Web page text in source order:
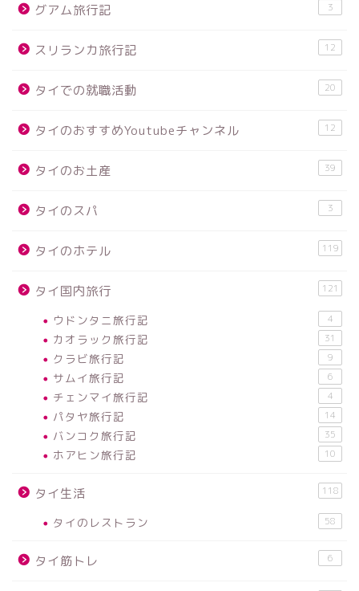
グアム旅行記 3
スリランカ旅行記 12
タイでの就職活動 20
タイのおすすめYoutubeチャンネル 12
タイのお土産 39
タイのスパ 3
タイのホテル 119
タイ国内旅行 121
ウドンタニ旅行記 4
カオラック旅行記 31
クラビ旅行記 9
サムイ旅行記 6
チェンマイ旅行記 4
パタヤ旅行記 14
バンコク旅行記 35
ホアヒン旅行記 10
タイ生活 118
タイのレストラン 58
タイ筋トレ 6